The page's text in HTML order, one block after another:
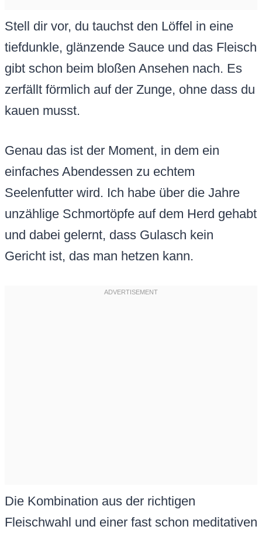
Stell dir vor, du tauchst den Löffel in eine
tiefdunkle, glänzende Sauce und das Fleisch
gibt schon beim bloßen Ansehen nach. Es
zerfällt förmlich auf der Zunge, ohne dass du
kauen musst.
Genau das ist der Moment, in dem ein
einfaches Abendessen zu echtem
Seelenfutter wird. Ich habe über die Jahre
unzählige Schmortöpfe auf dem Herd gehabt
und dabei gelernt, dass Gulasch kein
Gericht ist, das man hetzen kann.
Die Kombination aus der richtigen
Fleischwahl und einer fast schon meditativen